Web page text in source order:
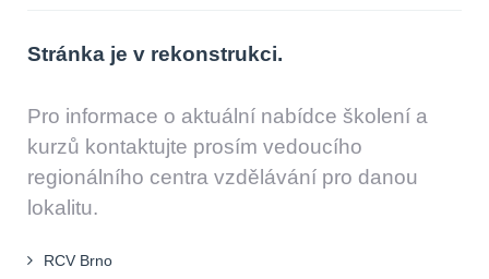
Stránka je v rekonstrukci.
Pro informace o aktuální nabídce školení a
kurzů kontaktujte prosím vedoucího
regionálního centra vzdělávání pro danou
lokalitu.
RCV Brno